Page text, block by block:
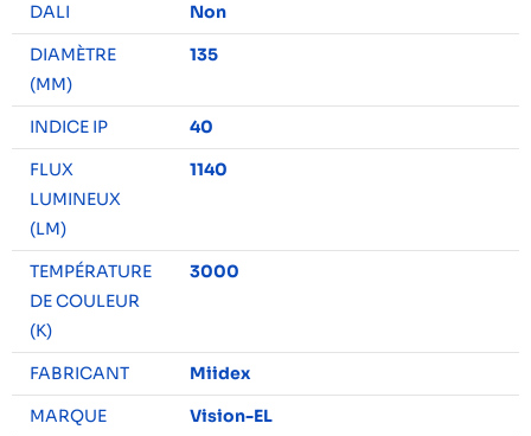
DALI
Non
DIAMÈTRE
(MM)
135
INDICE IP
40
FLUX
LUMINEUX
(LM)
1140
TEMPÉRATURE
DE COULEUR
(K)
3000
FABRICANT
Miidex
MARQUE
Vision-EL